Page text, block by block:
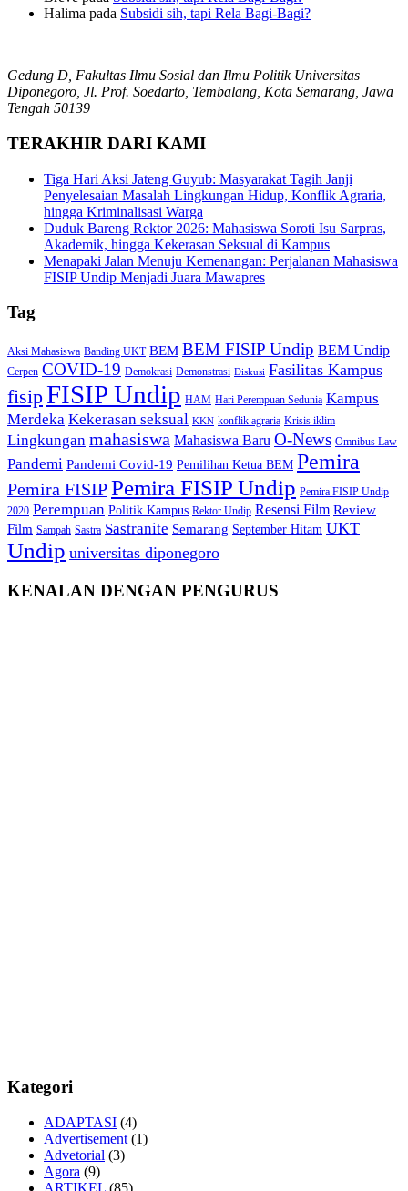
Halima pada Subsidi sih, tapi Rela Bagi-Bagi?
Gedung D, Fakultas Ilmu Sosial dan Ilmu Politik Universitas
Diponegoro, Jl. Prof. Soedarto, Tembalang, Kota Semarang, Jawa
Tengah 50139
TERAKHIR DARI KAMI
Tiga Hari Aksi Jateng Guyub: Masyarakat Tagih Janji
Penyelesaian Masalah Lingkungan Hidup, Konflik Agraria,
hingga Kriminalisasi Warga
Duduk Bareng Rektor 2026: Mahasiswa Soroti Isu Sarpras,
Akademik, hingga Kekerasan Seksual di Kampus
Menapaki Jalan Menuju Kemenangan: Perjalanan Mahasiswa
FISIP Undip Menjadi Juara Mawapres
Tag
Aksi Mahasiswa Banding UKT BEM BEM FISIP Undip BEM Undip
Cerpen COVID-19 Demokrasi Demonstrasi Diskusi Fasilitas Kampus
fisipFISIP Undip HAM Hari Perempuan Sedunia Kampus
Merdeka Kekerasan seksual KKN konflik agraria Krisis iklim
Lingkungan mahasiswa Mahasiswa Baru O-News Omnibus Law
Pandemi Pandemi Covid-19 Pemilihan Ketua BEM Pemira
Pemira FISIPPemira FISIP Undip Pemira FISIP Undip
2020 Perempuan Politik Kampus Rektor Undip Resensi Film Review
Film Sampah Sastra Sastranite Semarang September Hitam UKT
Undip universitas diponegoro
KENALAN DENGAN PENGURUS
Kategori
ADAPTASI (4)
Advertisement (1)
Advetorial (3)
Agora (9)
ARTIKEL (85)